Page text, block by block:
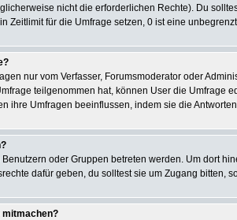
nicht die erforderlichen Rechte). Du
Zeitlimit für die Umfrage setzen, 0 ist eine
nur vom Verfasser, Forumsmoderator oder
teilgenommen hat, können User die Umfrage
ihre Umfragen beeinflussen, indem sie die
oder Gruppen betreten werden. Um dort
dafür geben, du solltest sie um Zugang bitten,
mitmachen?